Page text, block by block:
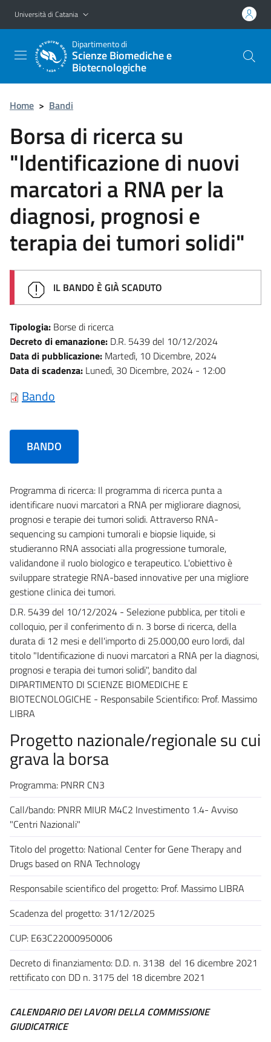
Vai al contenuto principale
Vai al menu di navigazione
Università di Catania
Dipartimento di
Scienze Biomediche e
Biotecnologiche
Home > Bandi
Borsa di ricerca su
"Identificazione di nuovi
marcatori a RNA per la
diagnosi, prognosi e
terapia dei tumori solidi"
IL BANDO È GIÀ SCADUTO
Tipologia: Borse di ricerca
Decreto di emanazione: D.R. 5439 del 10/12/2024
Data di pubblicazione: Martedì, 10 Dicembre, 2024
Data di scadenza: Lunedì, 30 Dicembre, 2024 - 12:00
Bando
BANDO
Programma di ricerca: Il programma di ricerca punta a
identificare nuovi marcatori a RNA per migliorare diagnosi,
prognosi e terapie dei tumori solidi. Attraverso RNA-
sequencing su campioni tumorali e biopsie liquide, si
studieranno RNA associati alla progressione tumorale,
validandone il ruolo biologico e terapeutico. L'obiettivo è
sviluppare strategie RNA-based innovative per una migliore
gestione clinica dei tumori.
D.R. 5439 del 10/12/2024 - Selezione pubblica, per titoli e
colloquio, per il conferimento di n. 3 borse di ricerca, della
durata di 12 mesi e dell'importo di 25.000,00 euro lordi, dal
titolo "Identificazione di nuovi marcatori a RNA per la diagnosi,
prognosi e terapia dei tumori solidi", bandito dal
DIPARTIMENTO DI SCIENZE BIOMEDICHE E
BIOTECNOLOGICHE - Responsabile Scientifico: Prof. Massimo
LIBRA
Progetto nazionale/regionale su cui
grava la borsa
Programma: PNRR CN3
Call/bando: PNRR MIUR M4C2 Investimento 1.4- Avviso
"Centri Nazionali"
Titolo del progetto: National Center for Gene Therapy and
Drugs based on RNA Technology
Responsabile scientifico del progetto: Prof. Massimo LIBRA
Scadenza del progetto: 31/12/2025
CUP: E63C22000950006
Decreto di finanziamento: D.D. n. 3138 del 16 dicembre 2021
rettificato con DD n. 3175 del 18 dicembre 2021
CALENDARIO DEI LAVORI DELLA COMMISSIONE
GIUDICATRICE